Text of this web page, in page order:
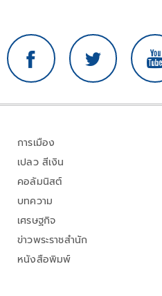
การเมือง
เปลว สีเงิน
คอลัมนิสต์
บทความ
เศรษฐกิจ
ข่าวพระราชสำนัก
หนังสือพิมพ์